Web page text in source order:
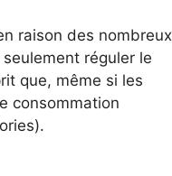
raison des nombreux
réguler le
que, même si les
consommation